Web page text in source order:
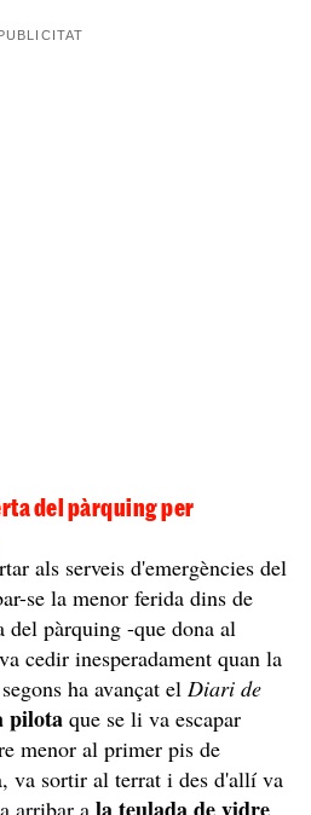
del pàrquing per
als serveis d'emergències del
se la menor ferida dins de
del pàrquing -que dona al
cedir inesperadament quan la
ha avançat el Diari de
pilota que se li va escapar
menor al primer pis de
va sortir al terrat i des d'allí va
arribar a